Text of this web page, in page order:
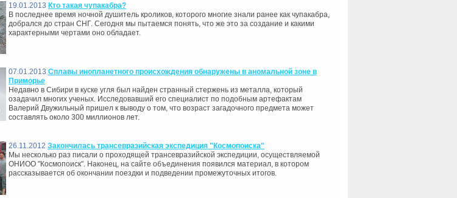
19.01.2013 Кто такая чупакабра?
В последнее время ночной душитель кроликов, которого многие знали ранее как чупакабра,
добрался до стран СНГ. Сегодня мы пытаемся понять, что же это за создание и какими
характерными чертами оно обладает.
07.01.2013 Сплавы инопланетного происхождения обнаружены в аномальной зоне в
Приморье
Недавно в Сибири в куске угля был найден странный стержень из металла, который
озадачил многих ученых. Исследовавший его специалист по подобным артефактам
Валерий Двужильный пришел к выводу о том, что возраст загадочного предмета может
составлять около 300 миллионов лет.
26.11.2012 Закончилась трансевразийская экспедиция "Космопоиска"
Мы несколько раз писали о проходящей трансевразийской экспедиции, осуществляемой
ОНИОО "Космопоиск". Наконец, на сайте объединения появился материал, в котором
рассказывается об окончании поездки и подведении промежуточных итогов.